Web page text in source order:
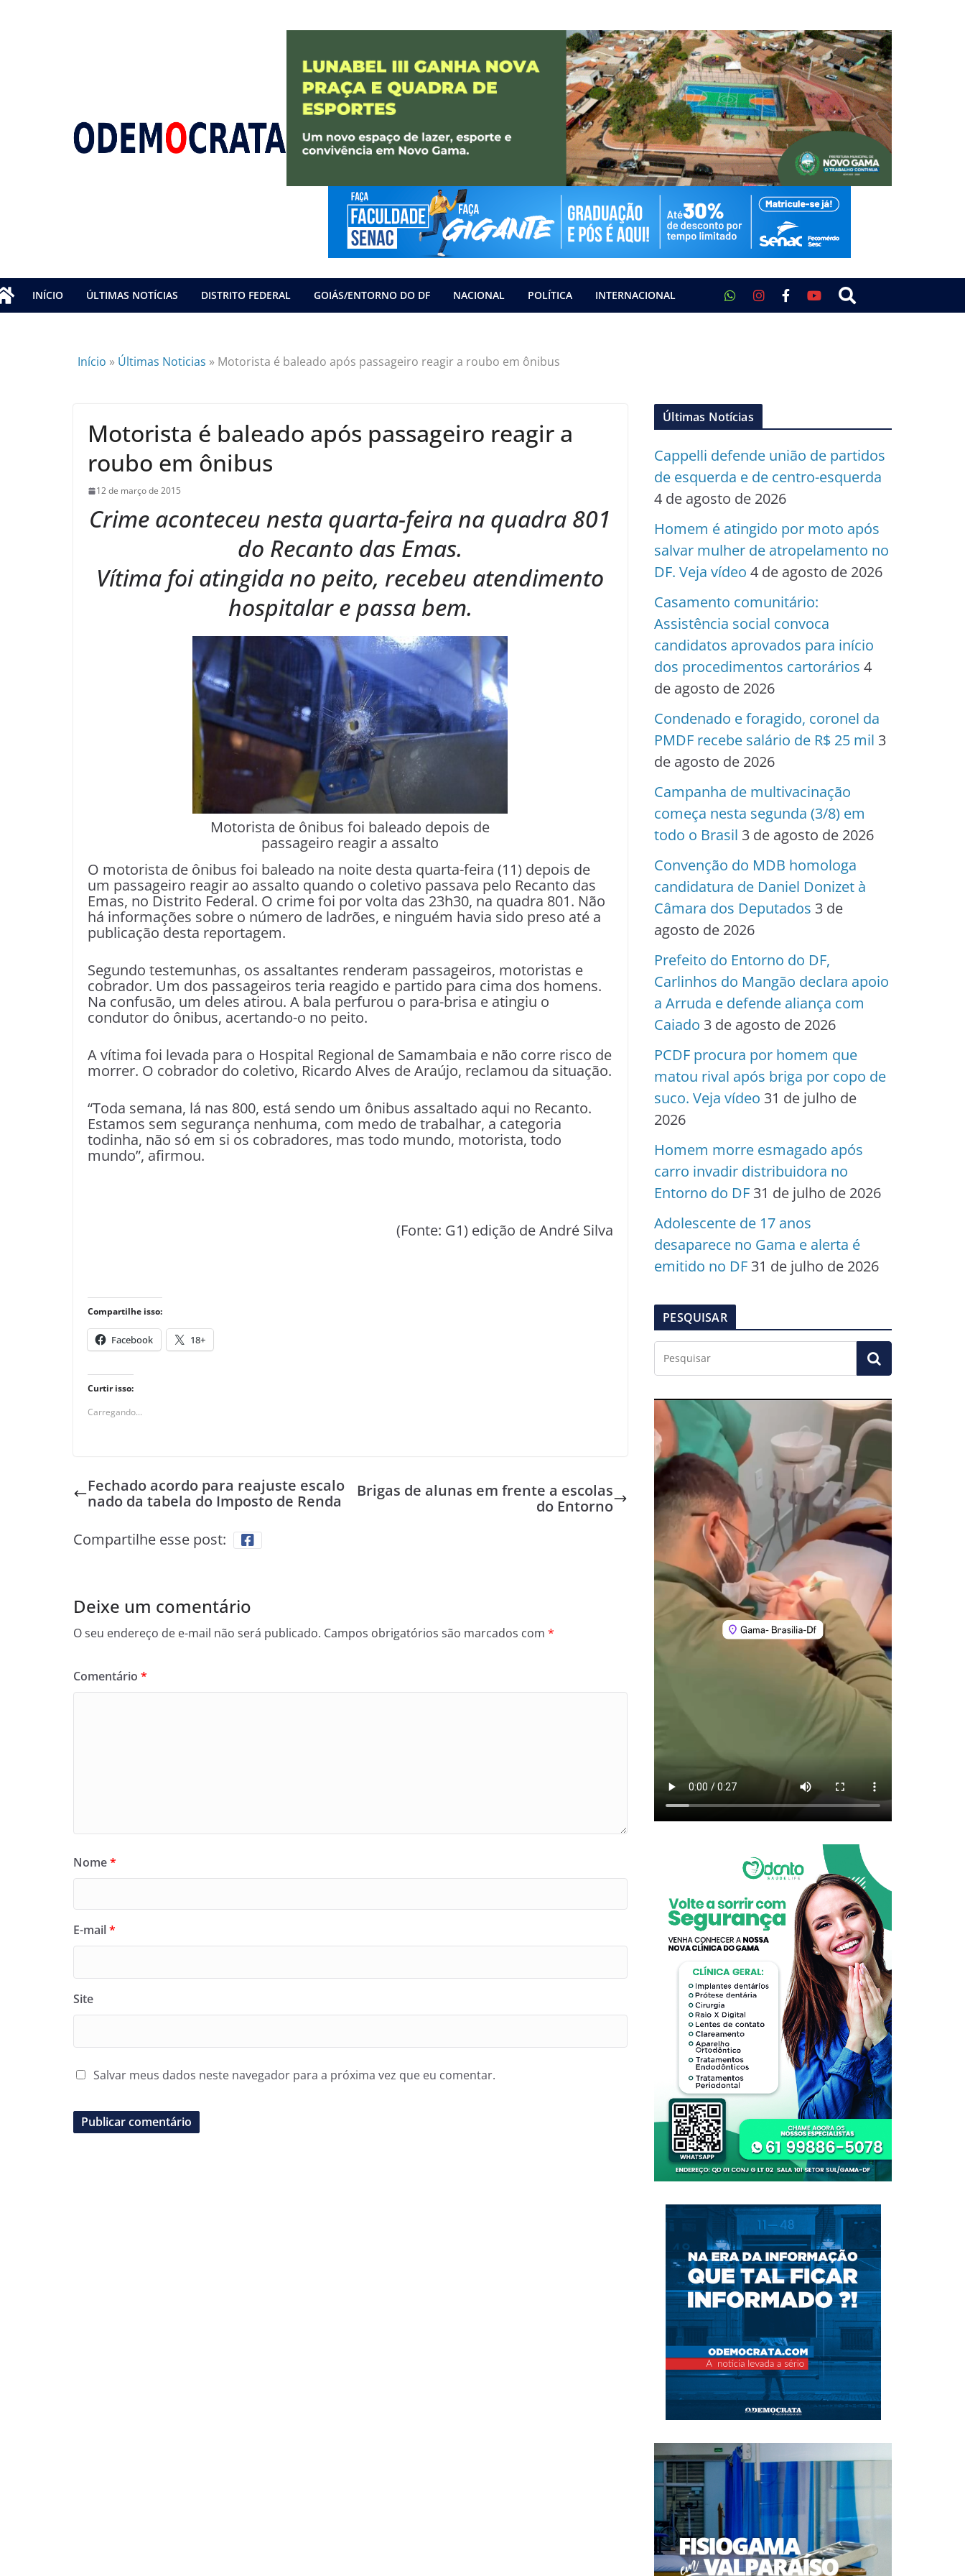
INÍCIO ÚLTIMAS NOTÍCIAS DISTRITO FEDERAL GOIÁS/ENTORNO DO DF NACIONAL POLÍTICA INTERNACIONAL
Início » Últimas Noticias » Motorista é baleado após passageiro reagir a roubo em ônibus
Motorista é baleado após passageiro reagir a
roubo em ônibus
12 de março de 2015
Crime aconteceu nesta quarta-feira na quadra 801
do Recanto das Emas.
Vítima foi atingida no peito, recebeu atendimento
hospitalar e passa bem.
Motorista de ônibus foi baleado depois de
passageiro reagir a assalto
O motorista de ônibus foi baleado na noite desta quarta-feira (11) depois de
um passageiro reagir ao assalto quando o coletivo passava pelo Recanto das
Emas, no Distrito Federal. O crime foi por volta das 23h30, na quadra 801. Não
há informações sobre o número de ladrões, e ninguém havia sido preso até a
publicação desta reportagem.
Segundo testemunhas, os assaltantes renderam passageiros, motoristas e
cobrador. Um dos passageiros teria reagido e partido para cima dos homens.
Na confusão, um deles atirou. A bala perfurou o para-brisa e atingiu o
condutor do ônibus, acertando-o no peito.
A vítima foi levada para o Hospital Regional de Samambaia e não corre risco de
morrer. O cobrador do coletivo, Ricardo Alves de Araújo, reclamou da situação.
“Toda semana, lá nas 800, está sendo um ônibus assaltado aqui no Recanto.
Estamos sem segurança nenhuma, com medo de trabalhar, a categoria
todinha, não só em si os cobradores, mas todo mundo, motorista, todo
mundo”, afirmou.
(Fonte: G1) edição de André Silva
Compartilhe isso:
Facebook 18+
Curtir isso:
Carregando...
Fechado acordo para reajuste escalo
nado da tabela do Imposto de Renda
Brigas de alunas em frente a escolas
do Entorno
Compartilhe esse post:
Deixe um comentário
O seu endereço de e-mail não será publicado. Campos obrigatórios são marcados com *
Comentário *
Nome*
E-mail*
Site
Salvar meus dados neste navegador para a próxima vez que eu comentar.
Últimas Notícias
Cappelli defende união de partidos
de esquerda e de centro-esquerda
4 de agosto de 2026
Homem é atingido por moto após
salvar mulher de atropelamento no
DF. Veja vídeo 4 de agosto de 2026
Casamento comunitário:
Assistência social convoca
candidatos aprovados para início
dos procedimentos cartorários 4
de agosto de 2026
Condenado e foragido, coronel da
PMDF recebe salário de R$ 25 mil 3
de agosto de 2026
Campanha de multivacinação
começa nesta segunda (3/8) em
todo o Brasil 3 de agosto de 2026
Convenção do MDB homologa
candidatura de Daniel Donizet à
Câmara dos Deputados 3 de
agosto de 2026
Prefeito do Entorno do DF,
Carlinhos do Mangão declara apoio
a Arruda e defende aliança com
Caiado 3 de agosto de 2026
PCDF procura por homem que
matou rival após briga por copo de
suco. Veja vídeo 31 de julho de
2026
Homem morre esmagado após
carro invadir distribuidora no
Entorno do DF 31 de julho de 2026
Adolescente de 17 anos
desaparece no Gama e alerta é
emitido no DF 31 de julho de 2026
PESQUISAR